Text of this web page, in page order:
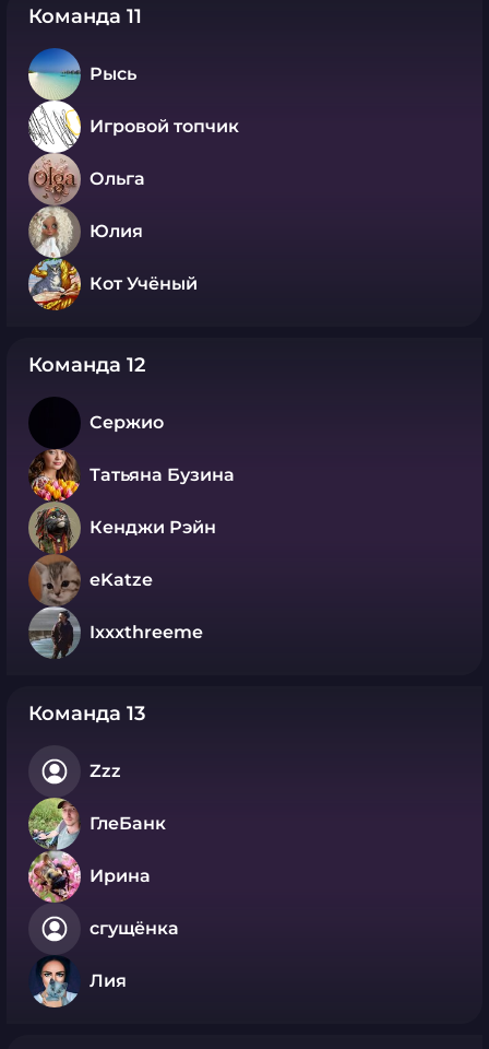
Команда 11
Рысь
Игровой топчик
Ольга
Юлия
Кот Учёный
Команда 12
Сержио
Татьяна Бузина
Кенджи Рэйн
eKatze
Ixxxthreeme
Команда 13
Zzz
ГлеБанк
Ирина
сгущёнка
Лия